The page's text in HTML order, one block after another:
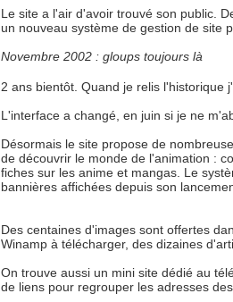
Le site a l'air d'avoir trouvé son public.
un nouveau système de gestion de site
Novembre 2002 : gloups toujours là
2 ans bientôt. Quand je relis l'historique
L'interface a changé, en juin si je ne
Désormais le site propose de
de découvrir le monde de l'animation :
fiches sur les anime et mangas. Le
bannières affichées depuis son
Des centaines d'images sont offertes
Winamp à télécharger, des dizaines
On trouve aussi un mini site dédié au
de liens pour regrouper les adresses